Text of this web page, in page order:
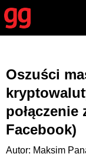
Oszuści
połączenie
Facebook)
Autor: Maksim